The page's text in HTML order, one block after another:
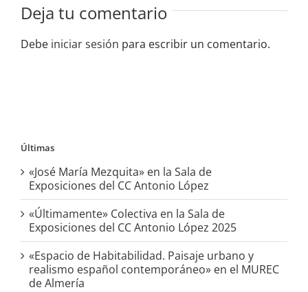
Deja tu comentario
Debe iniciar sesión para escribir un comentario.
Últimas
«José María Mezquita» en la Sala de
Exposiciones del CC Antonio López
«Últimamente» Colectiva en la Sala de
Exposiciones del CC Antonio López 2025
«Espacio de Habitabilidad. Paisaje urbano y
realismo español contemporáneo» en el MUREC
de Almería